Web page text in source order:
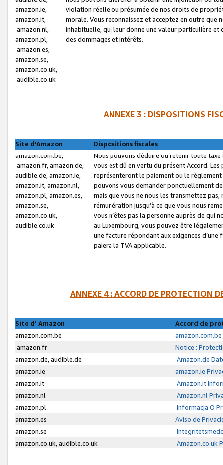
amazon.ie,
amazon.it,
amazon.nl,
amazon.pl,
amazon.es,
amazon.se,
amazon.co.uk,
audible.co.uk
violation réelle ou présumée de nos droits de
morale. Vous reconnaissez et acceptez en outre que
inhabituelle, qui leur donne une valeur particulière
des dommages et intérêts.
ANNEXE 3 : DISPOSITIONS
Site d’Amazon
Dispositions fiscales
amazon.com.be,
amazon.fr, amazon.de,
audible.de, amazon.ie,
amazon.it, amazon.nl,
amazon.pl, amazon.es,
amazon.se,
amazon.co.uk,
audible.co.uk
Nous pouvons déduire ou retenir toute
vous est dû en vertu du présent Accord.
représenteront le paiement ou le
pouvons vous demander ponctuellement
mais que vous ne nous les transmettez
rémunération jusqu’à ce que vous nous
vous n’êtes pas la personne auprès de qui
au Luxembourg, vous pouvez être
une facture répondant aux exigences
paiera la TVA applicable.
ANNEXE 4 : ACCORD DE PROTECTION
Site d’ Amazon
Accord de
amazon.com.be
amazon.fr
Notice :
amazon.de, audible.de
Amazon.de
amazon.ie
amazon.ie
amazon.it
Amazon.it
amazon.nl
Amazon.nl
amazon.pl
Informacja O
amazon.es
Aviso de
amazon.se
amazon.co.uk, audible.co.uk
Amazon.co.uk